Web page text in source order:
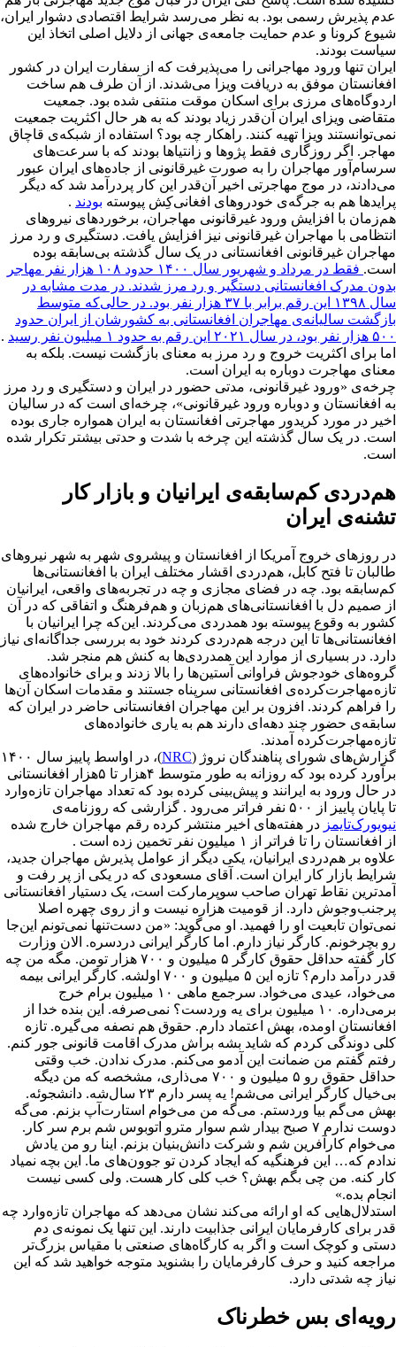
عدم پذیرش رسمی بود. به نظر می‌رسد شرایط اقتصادی دشوار ایران،
شیوع کرونا و عدم حمایت جامعه‌ی جهانی از دلایل اصلی اتخاذ این
سیاست بودند.
ایران تنها ورود مهاجرانی را می‌پذیرفت که از سفارت ایران در کشور
افغانستان موفق به دریافت ویزا می‌شدند. از آن طرف هم ساخت
اردوگاه‌های مرزی برای اسکان موقت منتفی شده بود. جمعیت
متقاضی ویزای ایران آن‌قدر زیاد بودند که به هر حال اکثریت جمعیت
نمی‌توانستند ویزا تهیه کنند. راهکار چه بود؟ استفاده از شبکه‌ی قاچاق
مهاجر. اگر روزگاری فقط پژوها و زانتیاها بودند که با سرعت‌های
سرسام‌آور مهاجران را به صورت غیرقانونی از جاده‌های ایران عبور
می‌دادند، در موج مهاجرتی اخیر آن‌قدر این کار پردرآمد شد که دیگر
پرایدها هم به جرگه‌ی خودروهای افغانی‌کِش پیوسته بودند .
هم‌زمان با افزایش ورود غیرقانونی مهاجران، برخوردهای نیروهای
انتظامی با مهاجران غیرقانونی نیز افزایش یافت. دستگیری و رد مرز
مهاجران غیرقانونی افغانستانی در یک سال گذشته بی‌سابقه بوده
است.
فقط در مرداد و شهریور سال ۱۴۰۰ حدود ۱۰۸ هزار نفر مهاجر
بدون مدرک افغانستانی دستگیر و رد مرز شدند. در مدت مشابه در
سال ۱۳۹۸ این رقم برابر با ۳۷ هزار نفر بود. در حالی‌که متوسط
بازگشت سالیانه‌ی مهاجران افغانستانی به کشورشان از ایران حدود
۵۰۰ هزار نفر بود، در سال ۲۰۲۱ این رقم به حدود ۱ میلیون نفر رسید
.
اما برای اکثریت خروج و رد مرز به معنای بازگشت نیست. بلکه به
معنای مهاجرت دوباره به ایران است.
چرخه‌ی «ورود غیرقانونی، مدتی حضور در ایران و دستگیری و رد مرز
به افغانستان و دوباره ورود غیرقانونی»، چرخه‌ای است که در سالیان
اخیر در مورد کریدور مهاجرتی افغانستان به ایران همواره جاری بوده
است. در یک سال گذشته این چرخه با شدت و حدتی بیشتر تکرار شده
است.
هم‌دردی کم‌سابقه‌ی ایرانیان و بازار کار
تشنه‌ی ایران
در روزهای خروج آمریکا از افغانستان و پیشروی شهر به شهر نیروهای
طالبان تا فتح کابل، هم‌دردی اقشار مختلف ایران با افغانستانی‌ها
کم‌سابقه بود. چه در فضای مجازی و چه در تجربه‌های واقعی، ایرانیان
از صمیم دل با افغانستانی‌های هم‌زبان و هم‌فرهنگ و اتفاقی که در آن
کشور به وقوع پیوسته بود همدردی می‌کردند. این‌که چرا ایرانیان با
افغانستانی‌ها تا این درجه هم‌دردی کردند خود به بررسی جداگانه‌ای نیاز
دارد. در بسیاری از موارد این همدردی‌ها به کنش هم منجر شد.
گروه‌های خودجوش فراوانی آستین‌ها را بالا زدند و برای خانواده‌های
تازه‌مهاجرت‌کرده‌ی افغانستانی سرپناه جستند و مقدمات اسکان آن‌ها
را فراهم کردند. افزون بر این مهاجران افغانستانی حاضر در ایران که
سابقه‌ی حضور چند دهه‌ای دارند هم به یاری خانواده‌های
تازه‌مهاجرت‌کرده آمدند.
گزارش‌های شورای پناهندگان نروژ (NRC
)، در اواسط پاییز سال ۱۴۰۰
برآورد کرده بود که روزانه به طور متوسط ۴هزار تا ۵هزار افغانستانی
در حال ورود به ایرانند و پیش‌بینی کرده بود که تعداد مهاجران تازه‌وارد
تا پایان پاییز از ۵۰۰ نفر فراتر می‌رود . گزارشی که روزنامه‌ی
نیویورک‌تایمز در هفته‌های اخیر منتشر کرده رقم مهاجران خارج شده
از افغانستان را تا فراتر از ۱ میلیون نفر تخمین زده است .
علاوه بر هم‌دردی ایرانیان، یکی دیگر از عوامل پذیرش مهاجران جدید،
شرایط بازار کار ایران است. آقای مسعودی که در یکی از پر رفت و
آمدترین نقاط تهران صاحب سوپرمارکت است، یک دستیار افغانستانی
پرجنب‌وجوش دارد. از قومیت هزاره نیست و از روی چهره اصلا
نمی‌توان تابعیت او را فهمید. او می‌گوید: «من دست‌تنها نمی‌تونم این‌جا
رو بچرخونم. کارگر نیاز دارم. اما کارگر ایرانی دردسره. الان وزارت
کار گفته حداقل حقوق کارگر ۵ میلیون و ۷۰۰ هزار تومن. مگه من چه
قدر درآمد دارم؟ تازه این ۵ میلیون و ۷۰۰ اولشه. کارگر ایرانی بیمه
می‌خواد، عیدی می‌خواد. سرجمع ماهی ۱۰ میلیون برام خرج
برمی‌داره. ۱۰ میلیون برای یه وردست؟ نمی‌صرفه. این بنده خدا از
افغانستان اومده، بهش اعتماد دارم. حقوق هم نصفه می‌گیره. تازه
کلی دوندگی کردم که شاید بشه براش مدرک اقامت قانونی جور کنم.
رفتم گفتم من ضمانت این آدمو می‌کنم. مدرک ندادن. خب وقتی
حداقل حقوق رو ۵ میلیون و ۷۰۰ می‌ذاری، مشخصه که من دیگه
بی‌خیال کارگر ایرانی می‌شم! یه پسر دارم ۲۳ سال‌شه. دانشجوئه.
بهش می‌گم بیا وردستم. می‌گه من می‌خوام استارت‌آپ بزنم. می‌گه
دوست ندارم ۷ صبح بیدار شم سوار مترو اتوبوس شم برم سر کار.
می‌خوام کارآفرین شم و شرکت دانش‌بنیان بزنم. اینا رو من یادش
ندادم که… این فرهنگیه که ایجاد کردن تو جوون‌های ما. این بچه نمیاد
کار کنه. من چی بگم بهش؟ خب کلی کار هست. ولی کسی نیست
انجام بده.»
استدلال‌هایی که او ارائه می‌کند نشان می‌دهد که مهاجران تازه‌وارد چه
قدر برای کارفرمایان ایرانی جذابیت دارند. این تنها یک نمونه‌ی دم
دستی و کوچک است و اگر به کارگاه‌های صنعتی با مقیاس بزرگ‌تر
مراجعه کنید و حرف کارفرمایان را بشنوید متوجه خواهید شد که این
نیاز چه شدتی دارد.
رویه‌ای بس خطرناک